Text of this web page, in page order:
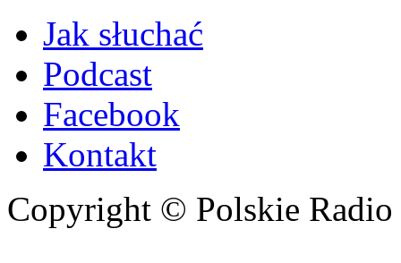
Jak słuchać
Podcast
Facebook
Kontakt
Copyright © Polskie